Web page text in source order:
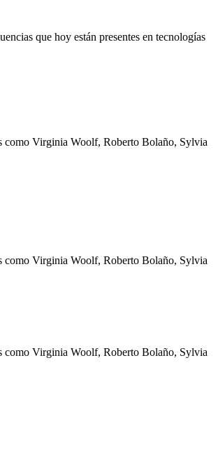
que hoy están presentes en tecnologías
como Virginia Woolf, Roberto Bolaño, Sylvia
como Virginia Woolf, Roberto Bolaño, Sylvia
como Virginia Woolf, Roberto Bolaño, Sylvia